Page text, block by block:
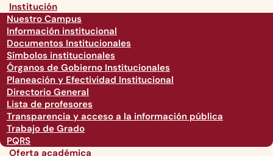
Institución
Nuestro Campus
Información institucional
Documentos Institucionales
Símbolos institucionales
Órganos de Gobierno Institucionales
Planeación y Efectividad Institucional
Directorio General
Lista de profesores
Transparencia y acceso a la información pública
Trabajo de Grado
PQRS
Oferta académica